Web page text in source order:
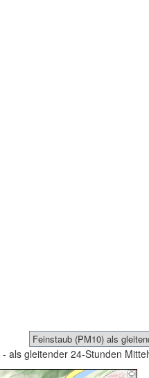
- als gleitender 24-Stunden